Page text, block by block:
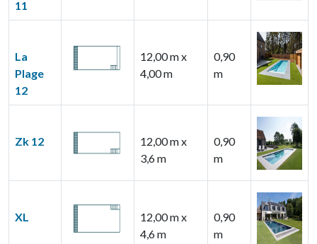
11
La
Plage
12
12,00 m x
4,00 m
0,90
m
Zk 12
12,00 m x
3,6 m
0,90
m
XL
12,00 m x
4,6 m
0,90
m